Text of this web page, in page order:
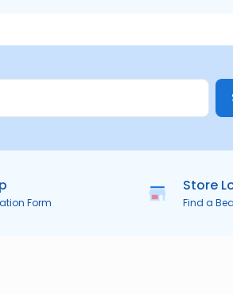
Form
Store
Find a